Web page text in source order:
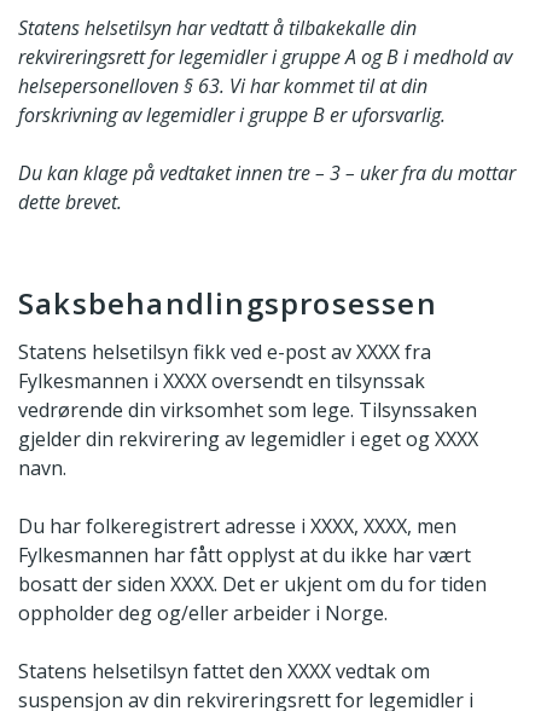
Statens helsetilsyn har vedtatt å tilbakekalle din
rekvireringsrett for legemidler i gruppe A og B i medhold av
helsepersonelloven § 63. Vi har kommet til at din
forskrivning av legemidler i gruppe B er uforsvarlig.
Du kan klage på vedtaket innen tre – 3 – uker fra du mottar
dette brevet.
Saksbehandlingsprosessen
Statens helsetilsyn fikk ved e-post av XXXX fra
Fylkesmannen i XXXX oversendt en tilsynssak
vedrørende din virksomhet som lege. Tilsynssaken
gjelder din rekvirering av legemidler i eget og XXXX
navn.
Du har folkeregistrert adresse i XXXX, XXXX, men
Fylkesmannen har fått opplyst at du ikke har vært
bosatt der siden XXXX. Det er ukjent om du for tiden
oppholder deg og/eller arbeider i Norge.
Statens helsetilsyn fattet den XXXX vedtak om
suspensjon av din rekvireringsrett for legemidler i